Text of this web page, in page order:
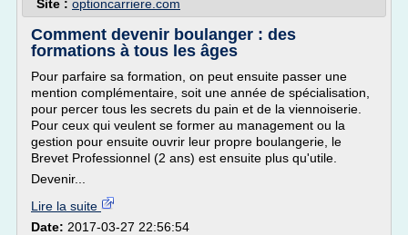
Site : optioncarriere.com
Comment devenir boulanger : des
formations à tous les âges
Pour parfaire sa formation, on peut ensuite passer une
mention complémentaire, soit une année de spécialisation,
pour percer tous les secrets du pain et de la viennoiserie.
Pour ceux qui veulent se former au management ou la
gestion pour ensuite ouvrir leur propre boulangerie, le
Brevet Professionnel (2 ans) est ensuite plus qu'utile.
Devenir...
Lire la suite
Date: 2017-03-27 22:56:54